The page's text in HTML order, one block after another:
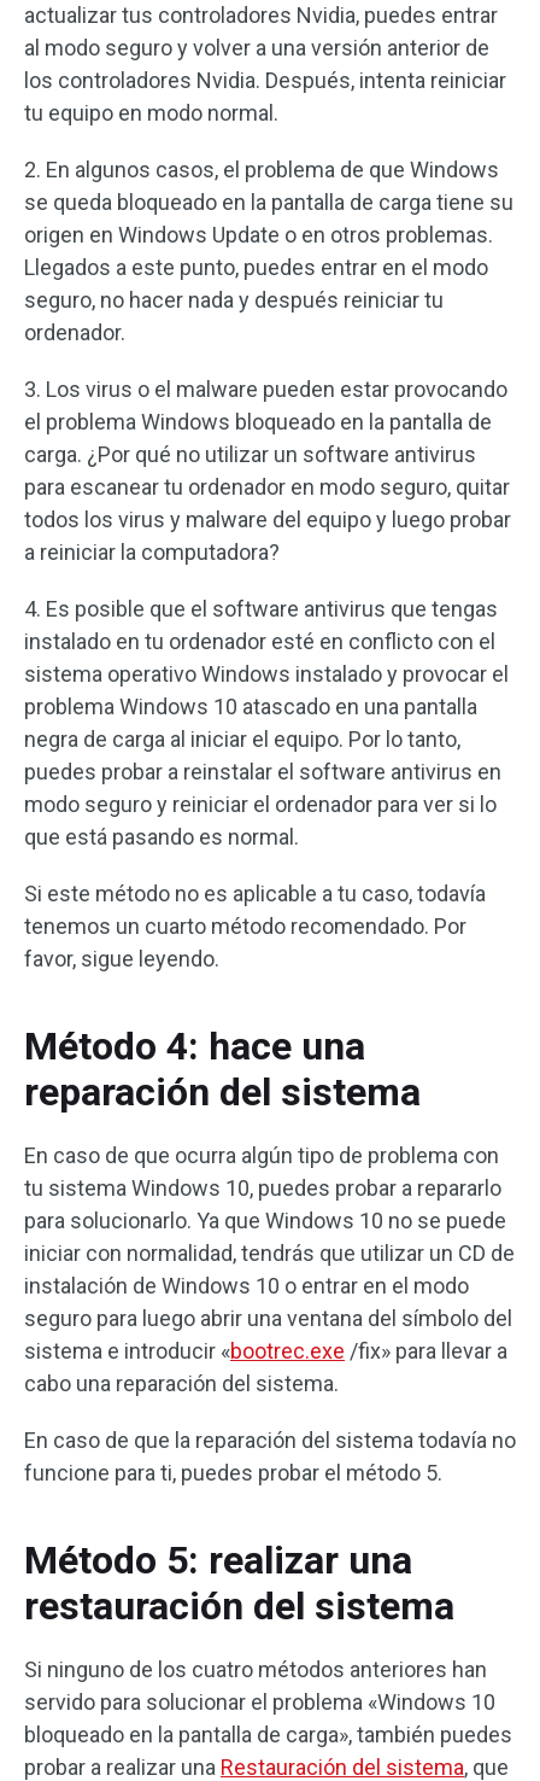
actualizar tus controladores Nvidia, puedes entrar
al modo seguro y volver a una versión anterior de
los controladores Nvidia. Después, intenta reiniciar
tu equipo en modo normal.
2. En algunos casos, el problema de que Windows
se queda bloqueado en la pantalla de carga tiene su
origen en Windows Update o en otros problemas.
Llegados a este punto, puedes entrar en el modo
seguro, no hacer nada y después reiniciar tu
ordenador.
3. Los virus o el malware pueden estar provocando
el problema Windows bloqueado en la pantalla de
carga. ¿Por qué no utilizar un software antivirus
para escanear tu ordenador en modo seguro, quitar
todos los virus y malware del equipo y luego probar
a reiniciar la computadora?
4. Es posible que el software antivirus que tengas
instalado en tu ordenador esté en conflicto con el
sistema operativo Windows instalado y provocar el
problema Windows 10 atascado en una pantalla
negra de carga al iniciar el equipo. Por lo tanto,
puedes probar a reinstalar el software antivirus en
modo seguro y reiniciar el ordenador para ver si lo
que está pasando es normal.
Si este método no es aplicable a tu caso, todavía
tenemos un cuarto método recomendado. Por
favor, sigue leyendo.
Método 4: hace una
reparación del sistema
En caso de que ocurra algún tipo de problema con
tu sistema Windows 10, puedes probar a repararlo
para solucionarlo. Ya que Windows 10 no se puede
iniciar con normalidad, tendrás que utilizar un CD de
instalación de Windows 10 o entrar en el modo
seguro para luego abrir una ventana del símbolo del
sistema e introducir «bootrec.exe /fix» para llevar a
cabo una reparación del sistema.
En caso de que la reparación del sistema todavía no
funcione para ti, puedes probar el método 5.
Método 5: realizar una
restauración del sistema
Si ninguno de los cuatro métodos anteriores han
servido para solucionar el problema «Windows 10
bloqueado en la pantalla de carga», también puedes
probar a realizar una Restauración del sistema, que